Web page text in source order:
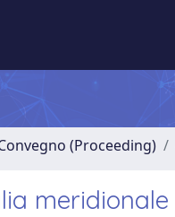
(Proceeding)
meridionale